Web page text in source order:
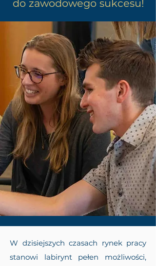
do zawodowego sukcesu!
W dzisiejszych czasach rynek pracy
stanowi labirynt pełen możliwości,